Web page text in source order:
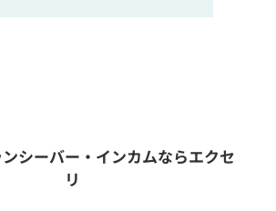
ワード入力(製品名等)
シーバー・インカムならエクセ
リ